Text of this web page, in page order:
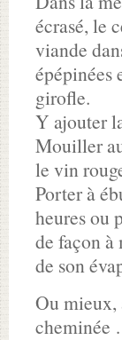
écrasé, le
viande
épépinées
girofle.
Y ajouter
Mouiller
le vin
Porter à
heures ou
de façon
de son
Ou mieux,
cheminée